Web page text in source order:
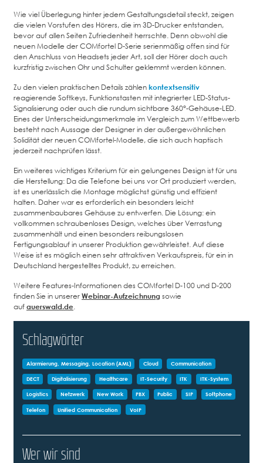
Wie viel Überlegung hinter jedem Gestaltungsdetail steckt, zeigen
die vielen Vorstufen des Hörers, die im 3D-Drucker entstanden,
bevor auf allen Seiten Zufriedenheit herrschte. Denn obwohl die
neuen Modelle der COMfortel D-Serie serienmäßig offen sind für
den Anschluss von Headsets jeder Art, soll der Hörer doch auch
kurzfristig zwischen Ohr und Schulter geklemmt werden können.
Zu den vielen praktischen Details zählenkontextsensitiv
reagierende Softkeys, Funktionstasten mit integrierter LED-Status-
Signalisierung oder auch die rundum sichtbare 360°-Gehäuse-LED.
Eines der Unterscheidungsmerkmale im Vergleich zum Wettbewerb
besteht nach Aussage der Designer in der außergewöhnlichen
Solidität der neuen COMfortel-Modelle, die sich auch haptisch
jederzeit nachprüfen lässt.
Ein weiteres wichtiges Kriterium für ein gelungenes Design ist für uns
die Herstellung: Da die Telefone bei uns vor Ort produziert werden,
ist es unerlässlich die Montage möglichst günstig und effizient
halten. Daher war es erforderlich ein besonders leicht
zusammenbaubares Gehäuse zu entwerfen. Die Lösung: ein
vollkommen schraubenloses Design, welches über Verrastung
zusammenhält und einen besonders reibungslosen
Fertigungsablauf in unserer Produktion gewährleistet. Auf diese
Weise ist es möglich einen sehr attraktiven Verkaufspreis, für ein in
Deutschland hergestelltes Produkt, zu erreichen.
Weitere Features-Informationen des COMfortel D-100 und D-200
finden Sie in unsererWebinar-Aufzeichnung sowie
aufauerswald.de
Schlagwörter
Alarmierung, Messaging, Location (AML) Cloud
Communication
DECT
Digitalisierung Healthcare IT-Security ITK
ITK-System
Logistics
Netzwerk New Work PBX Public SIP
Softphone
Telefon
Unified Communication VoIP
Wer wir sind